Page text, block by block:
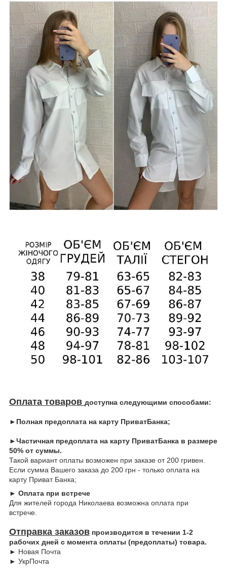
Оплата товаров доступна следующими способами:
►Полная предоплата на карту ПриватБанка;
►Частичная предоплата на карту ПриватБанка в размере
50% от суммы.
Такой вариант оплаты возможен при заказе от 200 гривен.
Если сумма Вашего заказа до 200 грн - только оплата на
карту Приват Банка;
► Оплата при встрече
Для жителей города Николаева возможна оплата при
встрече.
Отправка заказов производится в течении 1-2
рабочих дней с момента оплаты (предоплаты) товара.
► Новая Почта
► УкрПочта